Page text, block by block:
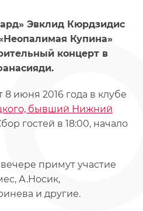
Эвклид Кюрдзидис
Купина»
концерт в
июня 2016 года в клубе
бывший Нижний
гостей в 18:00, начало
примут участие
А.Носик,
и другие.